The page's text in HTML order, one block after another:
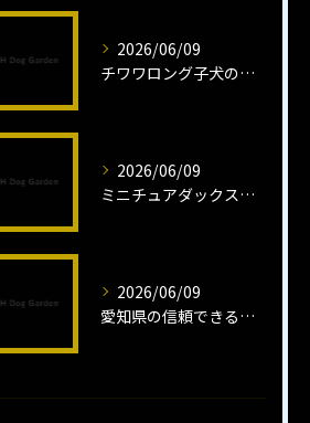
2026/06/09
チワワロング子犬の健康管理法とは
2026/06/09
ミニチュアダックスフンドロング子犬の魅力と育成法
2026/06/09
愛知県の信頼できるミニチュアピンシャーブリーダーの魅力